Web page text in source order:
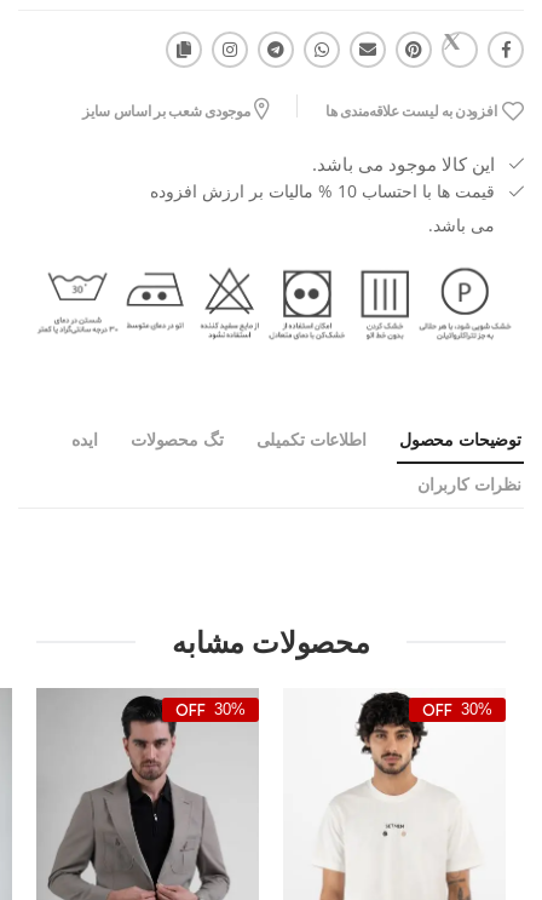
افزودن به لیست علاقه‌مندی ها موجودی شعب بر اساس سایز
این کالا موجود می باشد.
قیمت ها با احتساب 10 % مالیات بر ارزش افزوده
می باشد.
توضیحات محصول اطلاعات تکمیلی تگ محصولات ایده
نظرات کاربران
محصولات مشابه
30%
30%